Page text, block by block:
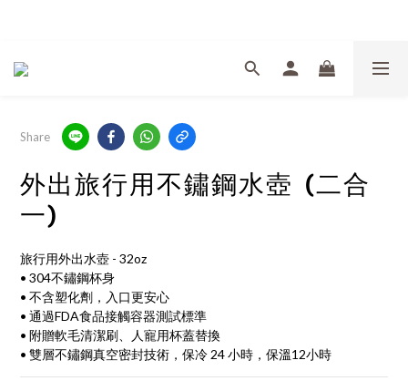
Share
外出旅行用不鏽鋼水壺 (二合
一)
旅行用外出水壺 - 32oz
• 304不鏽鋼杯身
• 不含塑化劑，入口更安心
• 通過FDA食品接觸容器測試標準
• 附贈軟毛清潔刷、人寵用杯蓋替換
• 雙層不鏽鋼真空密封技術，保冷 24 小時，保溫12小時